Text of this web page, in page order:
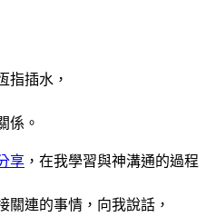
指插水，
係。
享 ，在我學習與神溝通的過程
關連的事情，向我說話，